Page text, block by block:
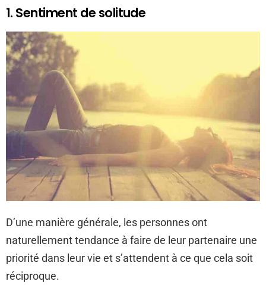
1. Sentiment de solitude
D’une manière générale, les personnes ont
naturellement tendance à faire de leur partenaire une
priorité dans leur vie et s’attendent à ce que cela soit
réciproque.